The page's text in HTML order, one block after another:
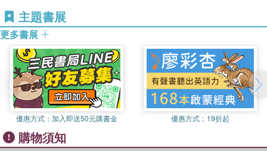
to heavy high TAN crude processing are also included.
Fundamentals are explained with support of steady-state
simulation and presented with simulation flowsheets and
outputs, supported by examples of calculations and
troubleshooting case studies.
Features:
• Deals with principles and practices in the hydrocarbon
industry and petroleum refinery with
crude processing
主題書展
更多書展
優惠方式： 加入即送50元購書金 優惠方式： 19折起
購物須知